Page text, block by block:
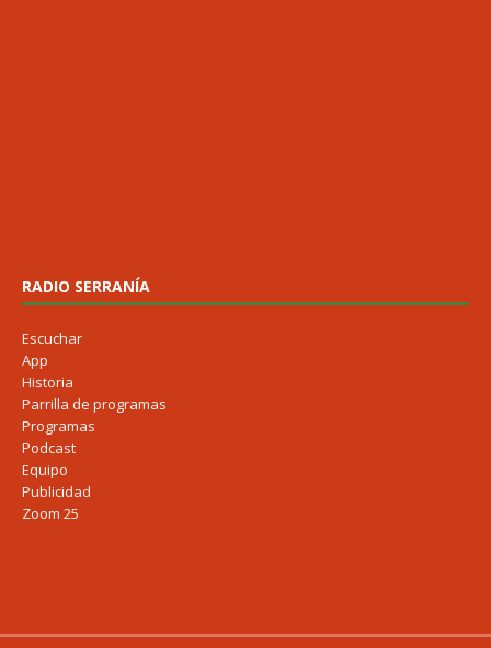
RADIO SERRANÍA
Escuchar
App
Historia
Parrilla de programas
Programas
Podcast
Equipo
Publicidad
Zoom 25